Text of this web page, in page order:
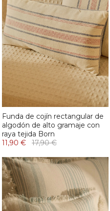
Funda de cojín rectangular de
algodón de alto gramaje con
raya tejida Born
11,90 €
17,90 €